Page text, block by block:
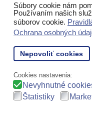
Súbory cookie nám
Používaním našich
súborov cookie.
Ochrana osobných
Nepovoliť cookies
Cookies nastavenia:
Nevyhnutné
Štatistiky
Copyright: Zlepsovaky.eu
made
Dizajn a